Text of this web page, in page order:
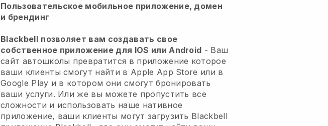
Пользовательское мобильное приложение, домен
и брендинг
Blackbell позволяет вам создавать свое
собственное приложение для IOS или Android - Ваш
сайт автошколы превратится в приложение которое
ваши клиенты смогут найти в Apple App Store или в
Google Play и в котором они смогут бронировать
ваши услуги. Или же вы можете пропустить все
сложности и использовать наше нативное
приложение, ваши клиенты могут загрузить Blackbell